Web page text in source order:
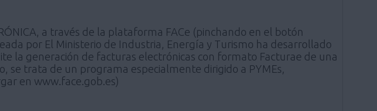
a través de la plataforma FACe (pinchando en el botón
por El Ministerio de Industria, Energía y Turismo ha desarrollado
la generación de facturas electrónicas con formato Facturae de una
se trata de un programa especialmente dirigido a PYMEs,
en www.face.gob.es)